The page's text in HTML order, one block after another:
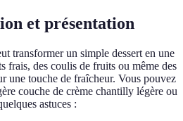
et présentation
transformer un simple dessert en une
des coulis de fruits ou même des
une touche de fraîcheur. Vous pouvez
couche de crème chantilly légère ou
astuces :